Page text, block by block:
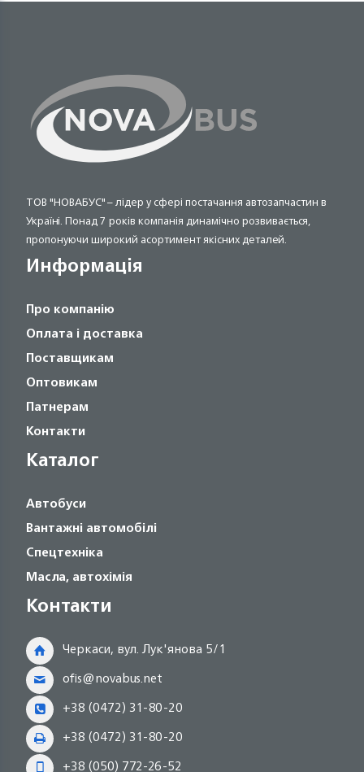
ТОВ "НОВАБУС" – лідер у сфері постачання автозапчастин в
Україні. Понад 7 років компанія динамічно розвивається,
пропонуючи широкий асортимент якісних деталей.
Информація
Про компанію
Оплата і доставка
Поставщикам
Оптовикам
Патнерам
Контакти
Каталог
Автобуси
Вантажні автомобілі
Спецтехніка
Масла, автохімія
Контакти
Черкаси, вул. Лук'янова 5/1
ofis@novabus.net
+38 (0472) 31-80-20
+38 (0472) 31-80-20
+38 (050) 772-26-52